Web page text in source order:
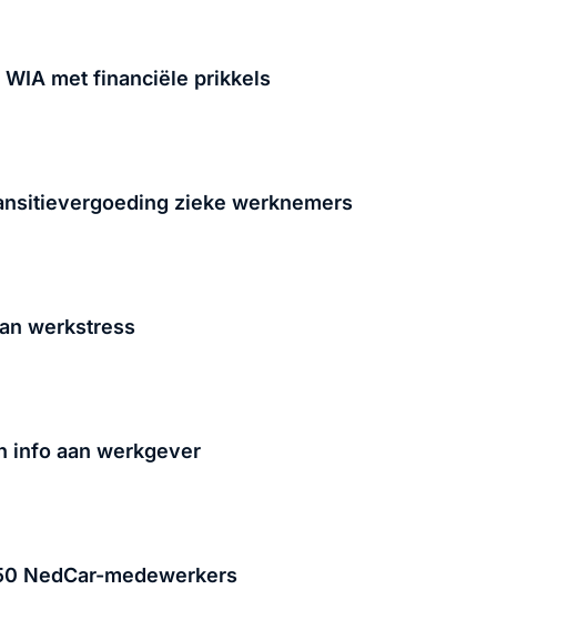
met financiële prikkels
zieke werknemers
werkstress
info aan werkgever
NedCar-medewerkers